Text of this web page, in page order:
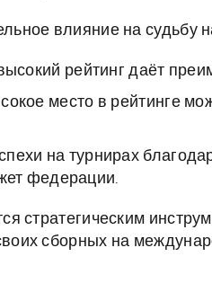
влияние на
рейтинг даёт
место в рейтинге
на турнирах
федерации.
стратегическим
сборных на